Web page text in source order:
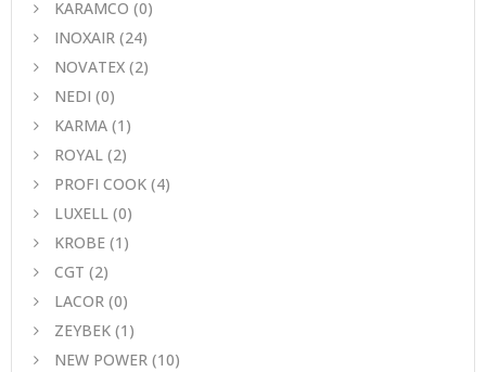
KARAMCO (0)
INOXAIR (24)
NOVATEX (2)
NEDI (0)
KARMA (1)
ROYAL (2)
PROFI COOK (4)
LUXELL (0)
KROBE (1)
CGT (2)
LACOR (0)
ZEYBEK (1)
NEW POWER (10)